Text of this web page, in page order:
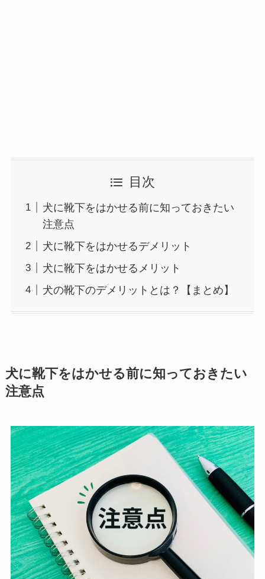
目次
犬に靴下をはかせる前に知っておきたい
注意点
犬に靴下をはかせるデメリット
犬に靴下をはかせるメリット
犬の靴下のデメリットとは？【まとめ】
犬に靴下をはかせる前に知っておきたい
注意点